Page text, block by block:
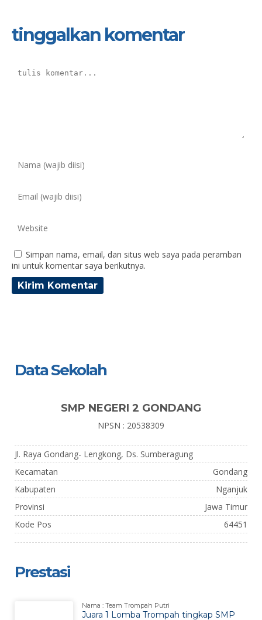
tinggalkan komentar
Simpan nama, email, dan situs web saya pada peramban
ini untuk komentar saya berikutnya.
Data Sekolah
SMP NEGERI 2 GONDANG
NPSN : 20538309
Jl. Raya Gondang- Lengkong, Ds. Sumberagung
Kecamatan
Gondang
Kabupaten
Nganjuk
Provinsi
Jawa Timur
Kode Pos
64451
Prestasi
Nama : Team Trompah Putri
Juara 1 Lomba Trompah tingkap SMP